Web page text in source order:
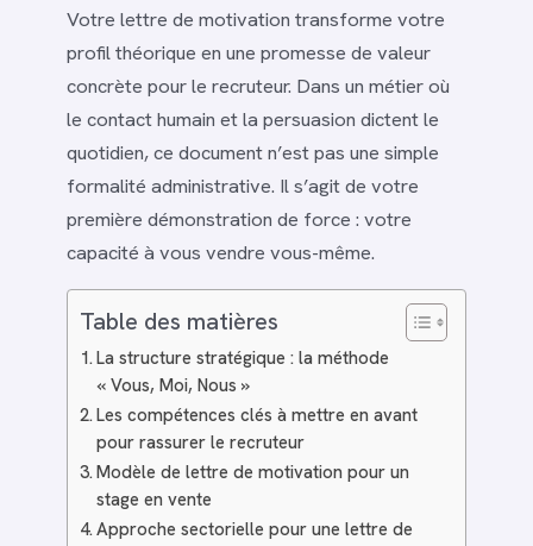
Votre lettre de motivation transforme votre
profil théorique en une promesse de valeur
concrète pour le recruteur. Dans un métier où
le contact humain et la persuasion dictent le
quotidien, ce document n’est pas une simple
formalité administrative. Il s’agit de votre
première démonstration de force : votre
capacité à vous vendre vous-même.
Table des matières
La structure stratégique : la méthode
« Vous, Moi, Nous »
Les compétences clés à mettre en avant
pour rassurer le recruteur
Modèle de lettre de motivation pour un
stage en vente
Approche sectorielle pour une lettre de